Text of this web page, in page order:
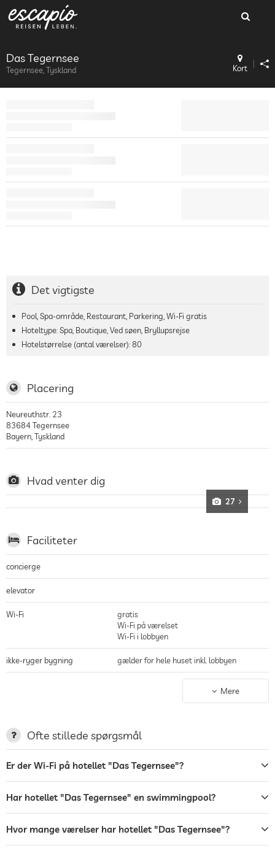
Das Tegernsee
Tegernsee, Tyskland Kort
Det vigtigste
Pool, Spa-område, Restaurant, Parkering, Wi-Fi gratis
Hoteltype: Spa, Boutique, Ved søen, Bryllupsrejse
Hotelstørrelse (antal værelser):80
Placering
Neureuthstr. 23
83684Tegernsee
Bayern Tyskland
Hvad venter dig
27
Faciliteter
concierge
elevator
Wi-Fi
gratis
Wi-Fi på værelset
Wi-Fi i lobbyen
ikke-ryger bygning gælder for hele huset inkl. lobbyen
terrasse
Tøjvask
liggestole
Mere
Ofte stillede spørgsmål
Er der Wi-Fi på hotellet "Das Tegernsee"?
Har hotellet "Das Tegernsee" en swimmingpool?
Hvor mange værelser har hotellet "Das Tegernsee"?